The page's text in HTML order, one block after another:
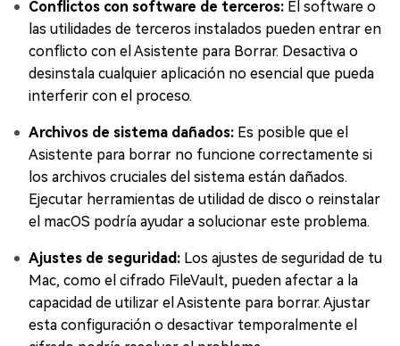
Conflictos con software de terceros: El software o
las utilidades de terceros instalados pueden entrar en
conflicto con el Asistente para Borrar. Desactiva o
desinstala cualquier aplicación no esencial que pueda
interferir con el proceso.
Archivos de sistema dañados: Es posible que el
Asistente para borrar no funcione correctamente si
los archivos cruciales del sistema están dañados.
Ejecutar herramientas de utilidad de disco o reinstalar
el macOS podría ayudar a solucionar este problema.
Ajustes de seguridad: Los ajustes de seguridad de tu
Mac, como el cifrado FileVault, pueden afectar a la
capacidad de utilizar el Asistente para borrar. Ajustar
esta configuración o desactivar temporalmente el